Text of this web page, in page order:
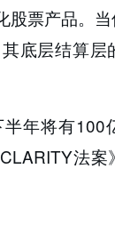
股票产品。
底层结算层
年将有​​100
法案